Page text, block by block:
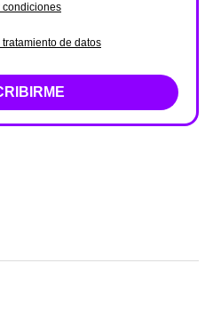
condiciones
de datos